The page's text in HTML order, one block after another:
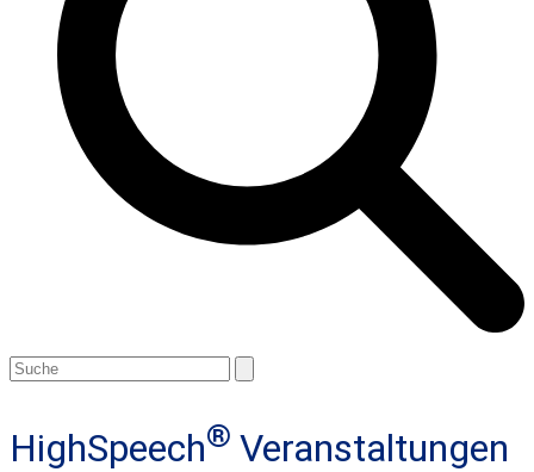
Open
mobile
Close
mobile
Search
HighSpeech® Veranstaltungen